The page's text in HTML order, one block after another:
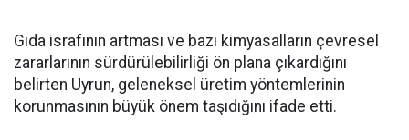
Gıda israfının artması ve bazı kimyasalların çevresel
zararlarının sürdürülebilirliği ön plana çıkardığını
belirten Uyrun, geleneksel üretim yöntemlerinin
korunmasının büyük önem taşıdığını ifade etti.